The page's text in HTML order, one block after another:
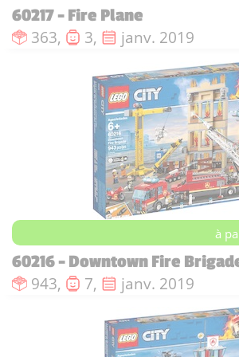
60217 - Fire Plane
Nombre de pièces :
363, Nombre de figurines :
3, Date de sortie :
janv. 2019
à
60216 - Downtown Fire
Nombre de pièces :
943, Nombre de figurines :
7, Date de sortie :
janv. 2019